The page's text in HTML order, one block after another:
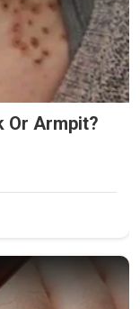
Or Armpit?